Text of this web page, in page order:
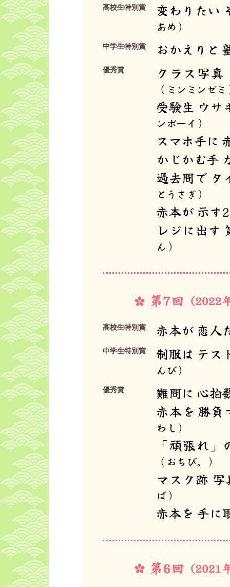
高校生特別賞 変わりたい
あめ）
中学生特別賞 おかえりと
優秀賞 クラス写
（ミンミンゼミ
受験生 ウサ
ンボーイ）
スマホ手に
かじかむ手
過去問で タ
とうさぎ）
赤本が 示す
レジに出す
ん）
高校生特別賞 赤本が 恋人
中学生特別賞 制服は テス
んび）
優秀賞
難問に 心拍
赤本を 勝負
わし）
「頑張れ
（おちび。）
マスク跡
ば）
赤本を 手に